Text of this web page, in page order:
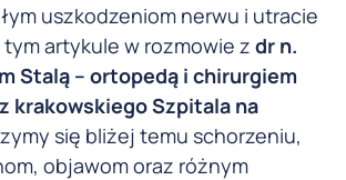
uszkodzeniom nerwu i utracie
artykule w rozmowie z dr n.
Stalą – ortopedą i chirurgiem
krakowskiego Szpitala na
się bliżej temu schorzeniu,
objawom oraz różnym